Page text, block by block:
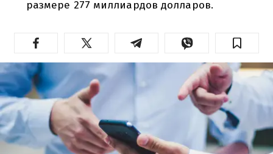
размере 277 миллиардов долларов.